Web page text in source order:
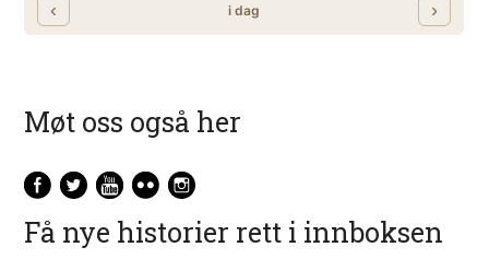
Møt oss også her
Få nye historier rett i innboksen